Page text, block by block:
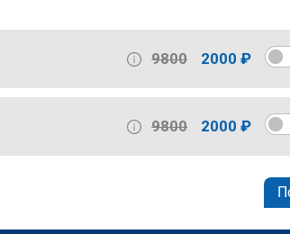
9800 2000 ₽
9800 2000 ₽